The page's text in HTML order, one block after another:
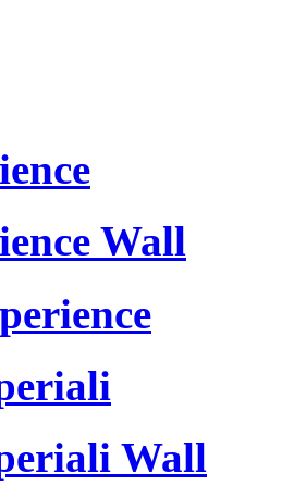
Wall
Wall